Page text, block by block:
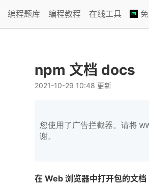
编程题库 编程教程 在线工具
npm 文档 docs
2021-10-29 10:48 更新
您使用了广告拦截器。请将
谢。
在 Web 浏览器中打开包的文档